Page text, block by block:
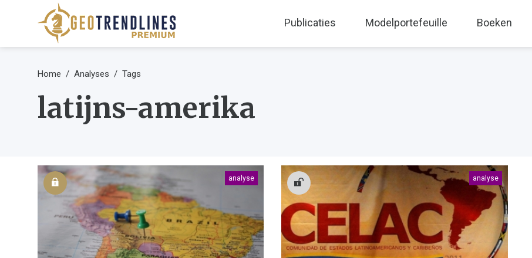
Publicaties Modelportefeuille Boeken
Home Analyses Tags
latijns-amerika
analyse analyse